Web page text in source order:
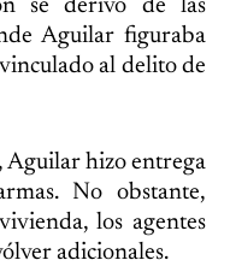
se derivó de las
Aguilar figuraba
al delito de
Aguilar hizo entrega
No obstante,
los agentes
adicionales.